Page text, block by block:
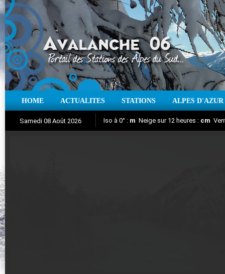
HOME ACTUALITES STATIONS ALPES D'AZUR
Samedi 08 Août 2026 Iso à 0° : m Neige sur 12 heures : cm